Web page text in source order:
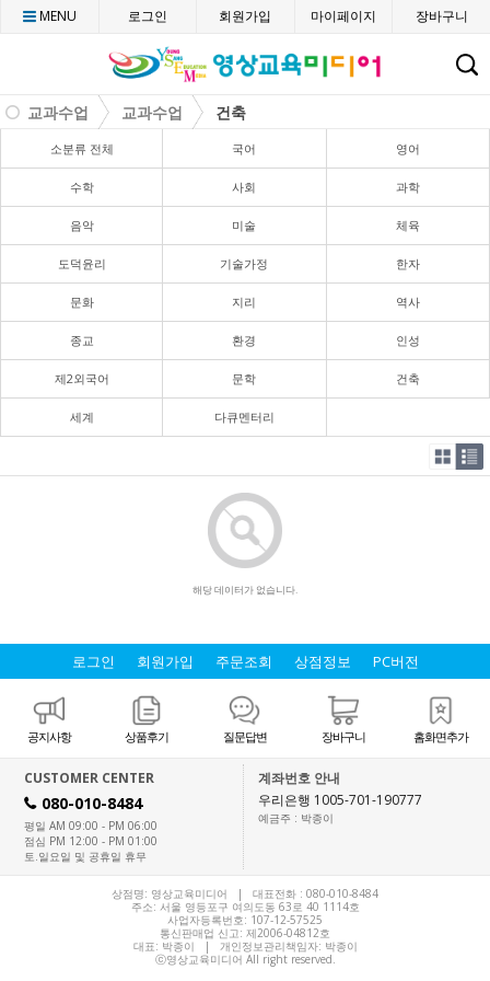
CMENU 로그인 회원가입 마이페이지 장바구니
교과수업 교과수업 건축
소분류 전체 국어 영어
수학 사회 과학
음악 미술 체육
도덕윤리 기술가정 한자
문화 지리 역사
종교 환경 인성
제2외국어 문학 건축
세계 다큐멘터리
해당 데이터가 없습니다.
로그인 회원가입 주문조회 상점정보 PC버전
공지사항 상품후기 질문답변 장바구니 홈화면추가
CUSTOMER CENTER
H 080-010-8484
평일 AM 09:00 - PM 06:00
점심 PM 12:00 - PM 01:00
토.일요일 및 공휴일 휴무
계좌번호 안내
우리은행 1005-701-190777
예금주 : 박종이
상점명: 영상교육미디어 | 대표전화 : 080-010-8484
주소: 서울 영등포구 여의도동 63로 40 1114호
사업자등록번호: 107-12-57525
통신판매업 신고: 제2006-04812호
대표: 박종이 | 개인정보관리책임자: 박종이
ⓒ영상교육미디어 All right reserved.